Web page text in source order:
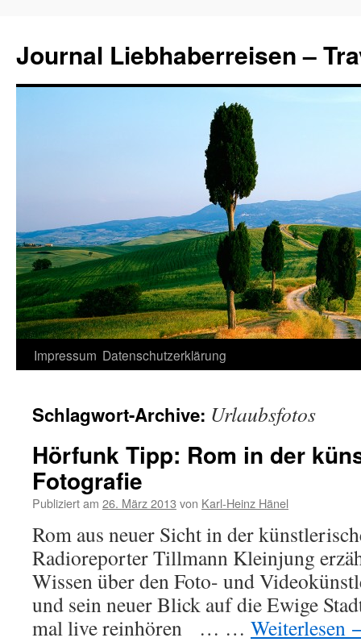
Journal Liebhaberreisen –
Zum
springen
Impressum Datenschutzerklärung
Schlagwort-Archive: Urlaubsfotos
Hörfunk Tipp: Rom in der
Fotografie
Publiziert am 26. März 2013 von Karl-Heinz Hänel
Rom aus neuer Sicht in der
Radioreporter Tillmann Kleinjung
Wissen über den Foto- und
und sein neuer Blick auf die Ewige
mal live reinhören … … Weiterlesen